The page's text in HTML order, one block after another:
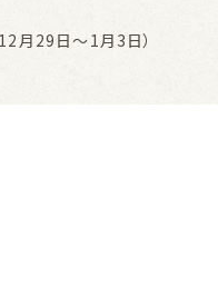
月29日～1月3日）